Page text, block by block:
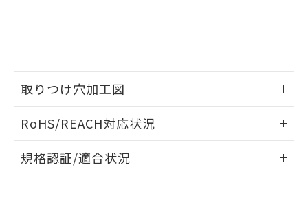
取りつけ穴加工図
RoHS/REACH対応状況
EU RoHS 注意事項・凡例
規格認証/適合状況
示しないようお願いします。
マイパーツ機能（部品リスト作成サー
ビス）をご利用いただくには、I-Web
メンバーズにご登録されている必要が
あります。
登録された部品リストについて、当社
および当社の共同利用者が、当社の製
部品在庫の切り替え状況などにより、予定
月が前後することがあります。
※3 非含有証明書ダウンロード
準値以下であることを示します。
「10」：通常の使用状況下において有害物
質が外部に漏えいし、環境に深刻な影響を
「－」：未確認です。当社販売部門へお問
い合わせください。
該第三者に通知します。また当社は、
販売先および販売に係わる関係者が違
法に輸出するおそれがある場合は、取
空
白
受注生産機種、また在庫状況の
情報を公開していない機種